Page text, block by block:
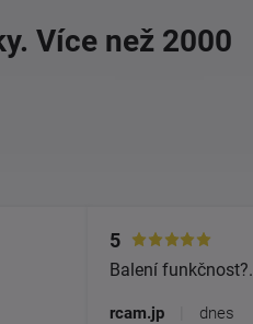
Více než 2000
5
Balení funkčnost?.
rcam.jp dnes